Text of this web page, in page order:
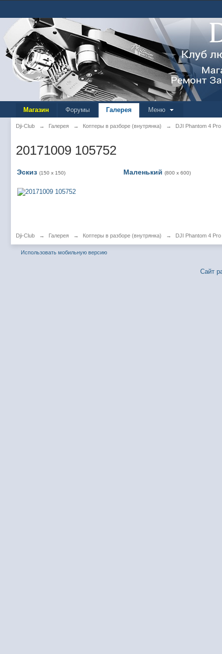
Магазин Форумы Галерея Меню
Dji-Club → Галерея → Коптеры в разборе (внутрянка) → DJI Phantom 4
20171009 105752
Эскиз (150 x 150) Маленький (800 x 600)
Dji-Club → Галерея → Коптеры в разборе (внутрянка) → DJI Phantom 4
Использовать мобильную версию
Сайт